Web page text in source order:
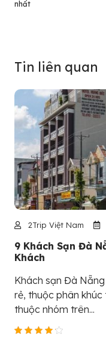
nhất
Tin liên quan
2Trip Việt Nam
9 Khách Sạn Đà
Khách
Khách sạn Đà
rẻ, thuộc phân khúc
thuộc nhóm trên...